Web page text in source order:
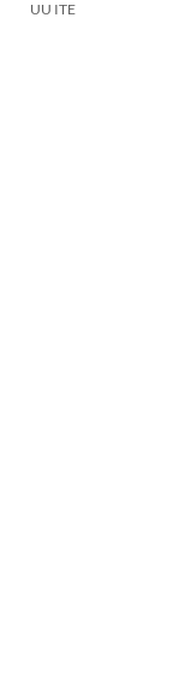
UU ITE